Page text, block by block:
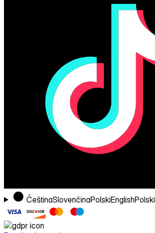
ČeštinaSlovenčinaPolskiEnglishPolski